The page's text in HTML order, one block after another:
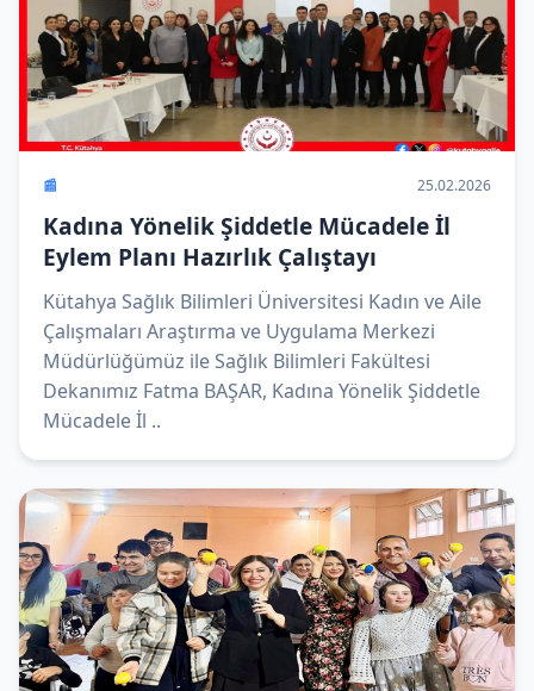
📰 25.02.2026
Kadına Yönelik Şiddetle Mücadele İl
Eylem Planı Hazırlık Çalıştayı
Kütahya Sağlık Bilimleri Üniversitesi Kadın ve Aile
Çalışmaları Araştırma ve Uygulama Merkezi
Müdürlüğümüz ile Sağlık Bilimleri Fakültesi
Dekanımız Fatma BAŞAR, Kadına Yönelik Şiddetle
Mücadele İl ..